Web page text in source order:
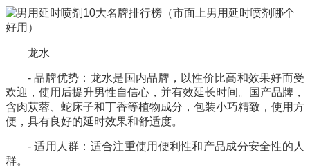
龙水
- 品牌优势：龙水是国内品牌，以性价比高和效果好而受
欢迎，使用后提升男性自信心，并有效延长时间。国产品牌，
含肉苁蓉、蛇床子和丁香等植物成分，包装小巧精致，使用方
便，具有良好的延时效果和舒适度。
- 适用人群：适合注重使用便利性和产品成分安全性的人
群。